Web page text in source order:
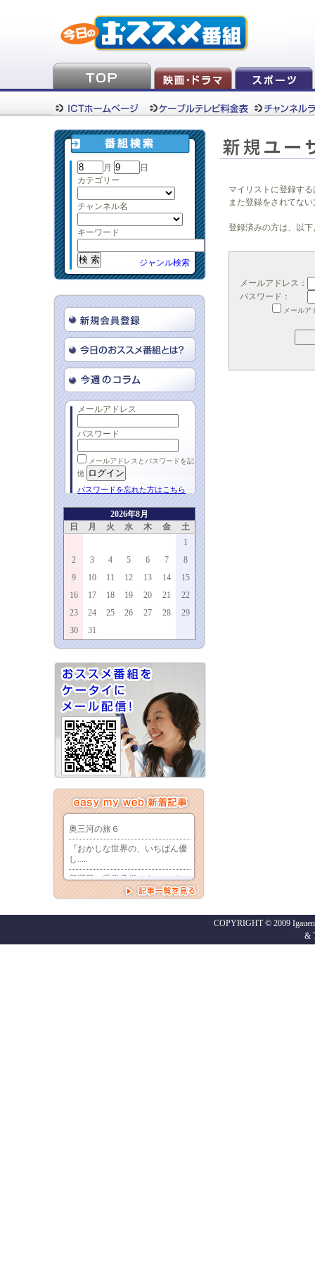
月
日
カテゴリー
チャンネル名
キーワード
ジャンル検索
メールアドレス
パスワード
メールアドレスとパスワードを記
憶
パスワードを忘れた方はこちら
2026年8月
日
月 火 水 木 金
土
1
2
3 4 5 6 7
8
9
10 11 12 13 14
15
16
17 18 19 20 21
22
23
24 25 26 27 28
29
30
31
マイリストに登録す
また登録をされてな
登録済みの方は、以
メールアドレス：
パスワード：
メールア
COPYRIGHT © 2009
&